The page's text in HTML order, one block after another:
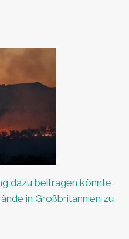
dazu beitragen könnte,
in Großbritannien zu